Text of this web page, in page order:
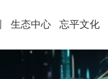
生态中心 忘平文化